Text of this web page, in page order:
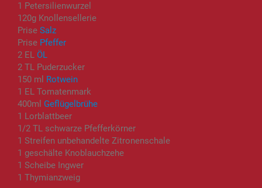
1 Petersilienwurzel
120g Knollensellerie
Prise Salz
Prise Pfeffer
2 EL ÖL
2 TL Puderzucker
150 ml Rotwein
1 EL Tomatenmark
400ml Geflügelbrühe
1 Lorblattbeer
1/2 TL schwarze Pfefferkörner
1 Streifen unbehandelte Zitronenschale
1 geschälte Knoblauchzehe
1 Scheibe Ingwer
1 Thymianzweig